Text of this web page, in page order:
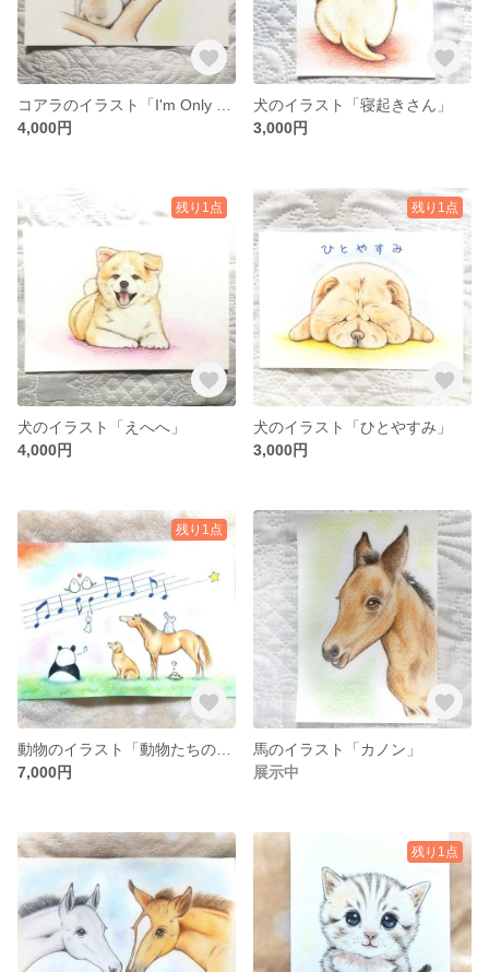
4,000円
犬のイラスト「寝起きさん」
3,000円
残り1点
犬のイラスト「えへへ」
4,000円
残り1点
犬のイラスト「ひとやすみ」
3,000円
残り1点
7,000円
馬のイラスト「カノン」
展示中
残り1点